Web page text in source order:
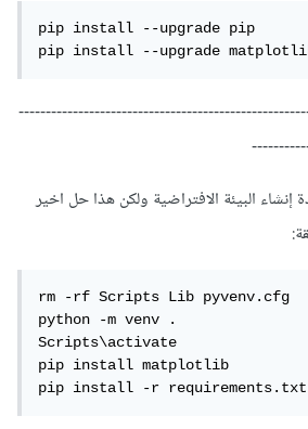
pip install --upgrade pip
pip install --upgrade
البيئة الافتراضية ولكن هذا حل اخير
rm -rf Scripts Lib pyvenv.cfg
python -m venv .
Scripts\activate
pip install matplotlib
pip install -r requirements.txt